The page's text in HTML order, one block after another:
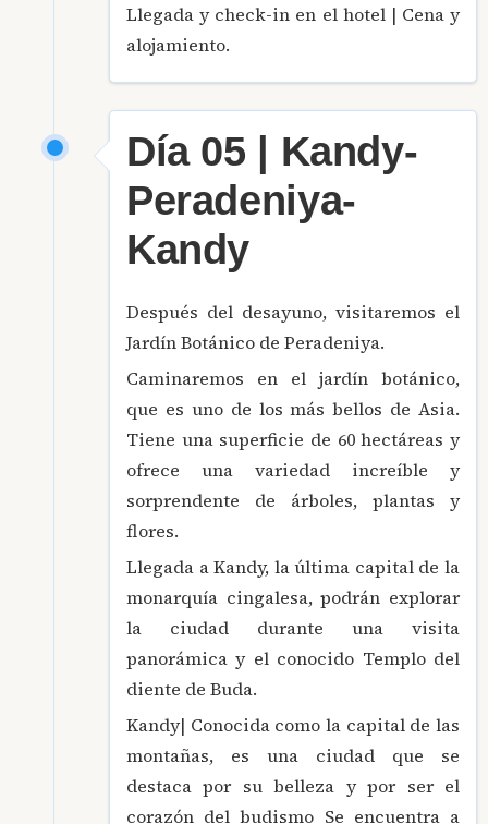
Llegada y check-in en el hotel | Cena y
alojamiento.
Día 05 | Kandy-
Peradeniya-
Kandy
Después del desayuno, visitaremos el
Jardín Botánico de Peradeniya.
Caminaremos en el jardín botánico,
que es uno de los más bellos de Asia.
Tiene una superficie de 60 hectáreas y
ofrece una variedad increíble y
sorprendente de árboles, plantas y
flores.
Llegada a Kandy, la última capital de la
monarquía cingalesa, podrán explorar
la ciudad durante una visita
panorámica y el conocido Templo del
diente de Buda.
Kandy| Conocida como la capital de las
montañas, es una ciudad que se
destaca por su belleza y por ser el
corazón del budismo Se encuentra a